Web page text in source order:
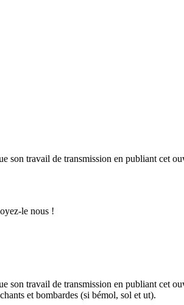
travail de transmission en publiant cet
le nous !
travail de transmission en publiant cet
et bombardes (si bémol, sol et ut).